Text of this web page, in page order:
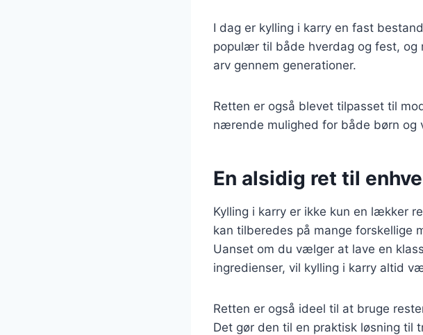
I dag er kylling i karry en fast
populær til både hverdag og fest, og
arv gennem generationer.
Retten er også blevet tilpasset til
nærende mulighed for både børn og
En alsidig ret til
Kylling i karry er ikke kun en lækker
kan tilberedes på mange forskellige
Uanset om du vælger at lave en
ingredienser, vil kylling i karry altid
Retten er også ideel til at bruge
Det gør den til en praktisk løsning til